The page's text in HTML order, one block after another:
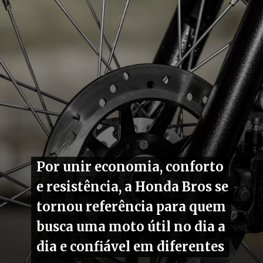
Por unir economia, conforto
e resistência, a Honda Bros se
tornou referência para quem
busca uma moto útil no dia a
dia e confiável em diferentes
Por unir economia, conforto
e resistência, a Honda Bros se
tornou referência para quem
busca uma moto útil no dia a
dia e confiável em diferentes